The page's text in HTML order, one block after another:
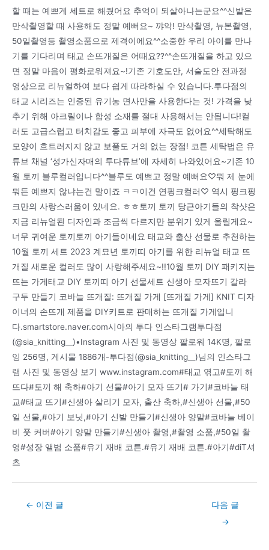
할 때는 예쁘게 세트로 해줬어요 추억이 되살아나는군요^^신발은
만삭촬영할 때 사용해도 정말 예뻐요~ 꺄악! 만삭촬영, 뉴본촬영,
50일촬영등 촬영소품으로 제격이에요^^소중한 우리 아이를 만나
기를 기다리며 태교 손뜨개질은 어때요??^^손뜨개질을 하고 있으
면 정말 마음이 평화로워져요~!기존 기호도안, 서술도안 전과정
영상으로 리뉴얼하여 보다 쉽게 따라하실 수 있습니다.투다점의
태교 시리즈는 인증된 유기농 면사만을 사용한다는 것! 가격을 낮
추기 위해 아크릴이나 합성 소재를 절대 사용해서는 안됩니다!컬
러도 고급스럽고 터치감도 좋고 피부에 자극도 없어요^^세탁해도
모양이 흐트러지지 않고 보풀도 거의 없는 장점! 코튼 세탁법은 유
튜브 채널 ‘성가신자매의 투다튜브’에 자세히 나와있어요~기존 10
월 토끼 블루컬러입니다^^블루도 예쁘고 정말 예뻐요♡뭐 제 눈에
뭐든 예쁘지 않냐는건 말이죠 ㅋㅋ이건 연핑크컬러♡ 역시 핑크핑
크만의 사랑스러움이 있네요. ㅎㅎ토끼 토끼 당근아기들의 착샷은
지금 리뉴얼된 디자인과 조금씩 다르지만 분위기 있게 올릴게요~
너무 귀여운 토끼토끼 아기들이네요 태교와 출산 선물로 추천하는
10월 토끼 세트 2023 계묘년 토끼띠 아기를 위한 리뉴얼 태교 뜨
개질 새로운 컬러도 많이 사랑해주세요~!!10월 토끼 DIY 패키지는
뜨는 가게태교 DIY 토끼띠 아기 선물세트 신생아 모자뜨기 갈라
구두 만들기 코바늘 뜨개질: 뜨개질 가게 [뜨개질 가게] KNIT 디자
이너의 손뜨개 제품을 DIY키트로 판매하는 뜨개질 가게입니
다.smartstore.naver.com시아의 투다 인스타그램투다점
(@sia_knitting__)•Instagram 사진 및 동영상 팔로워 14K명, 팔로
잉 256명, 게시물 1886개-투다점(@sia_knitting__)님의 인스타그
램 사진 및 동영상 보기 www.instagram.com#태교 엮고#토끼 해
뜨다#토끼 해 축하#아기 선물#아기 모자 뜨기# 가기#코바늘 태
교#태교 뜨기#신생아 살리기 모자, 출산 축하,#신생아 선물,#50
일 선물,#아기 보닛,#아기 신발 만들기#신생아 양말#코바늘 베이
비 풋 커버#아기 양말 만들기#신생아 촬영,#촬영 소품,#50일 촬
영#성장 앨범 소품#유기 재배 코튼.#유기 재배 코튼.#아기#diT셔
츠
Post← 이전 글
다음 글
→